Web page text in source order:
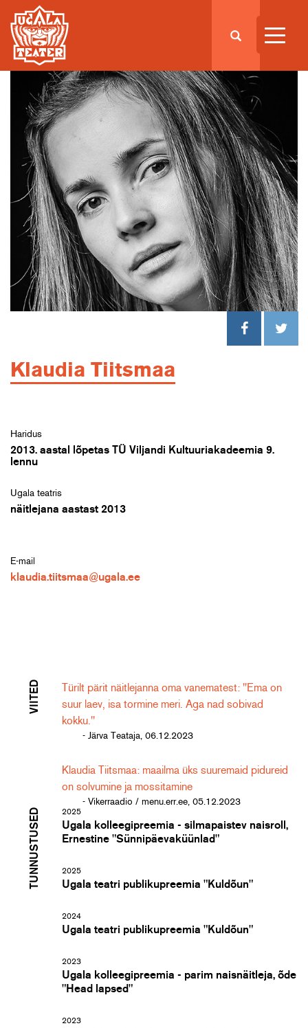
Klaudia Tiitsmaa
Haridus
2013. aastal lõpetas TÜ Viljandi Kultuuriakadeemia 9.
lennu
Ugala teatris
näitlejana aastast 2013
E-mail
klaudia.tiitsmaa@ugala.ee
VIITED
Türilt pärit näitlejanna oma vanematest: "Ema on
suur laev, isa tormine meri. Aga nad sobivad
kokku."
- Järva Teataja, 06.12.2023
Klaudia Tiitsmaa: maailma üks suuremaid pidureid
on solvumine ja mossitamine
- Vikerraadio / menu.err.ee, 05.12.2023
TUNNUSTUSED 2025
Ugala kolleegipreemia - silmapaistev naisroll,
Ernestine "Sünnipäevaküünlad"
2025
Ugala teatri publikupreemia "Kuldõun"
2024
Ugala teatri publikupreemia "Kuldõun"
2023
Ugala kolleegipreemia - parim naisnäitleja, õde
"Head lapsed"
2023